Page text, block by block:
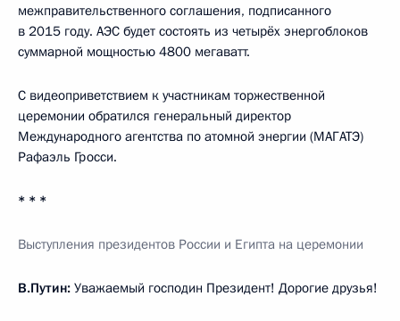
межправительственного соглашения, подписанного
в 2015 году. АЭС будет состоять из четырёх энергоблоков
суммарной мощностью 4800 мегаватт.
С видеоприветствием к участникам торжественной
церемонии обратился генеральный директор
Международного агентства по атомной энергии (МАГАТЭ)
Рафаэль Гросси.
* * *
Выступления президентов России и Египта на церемонии
В.Путин: Уважаемый господин Президент! Дорогие друзья!